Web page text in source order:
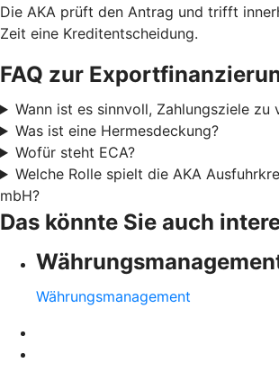
Die AKA prüft den Antrag und trifft
Zeit eine Kreditentscheidung.
FAQ zur
Wann ist es sinnvoll, Zahlungsziele zu
Was ist eine Hermesdeckung?
Wofür steht ECA?
Welche Rolle spielt die AKA
mbH?
Das könnte Sie auch
Währungsmanagement